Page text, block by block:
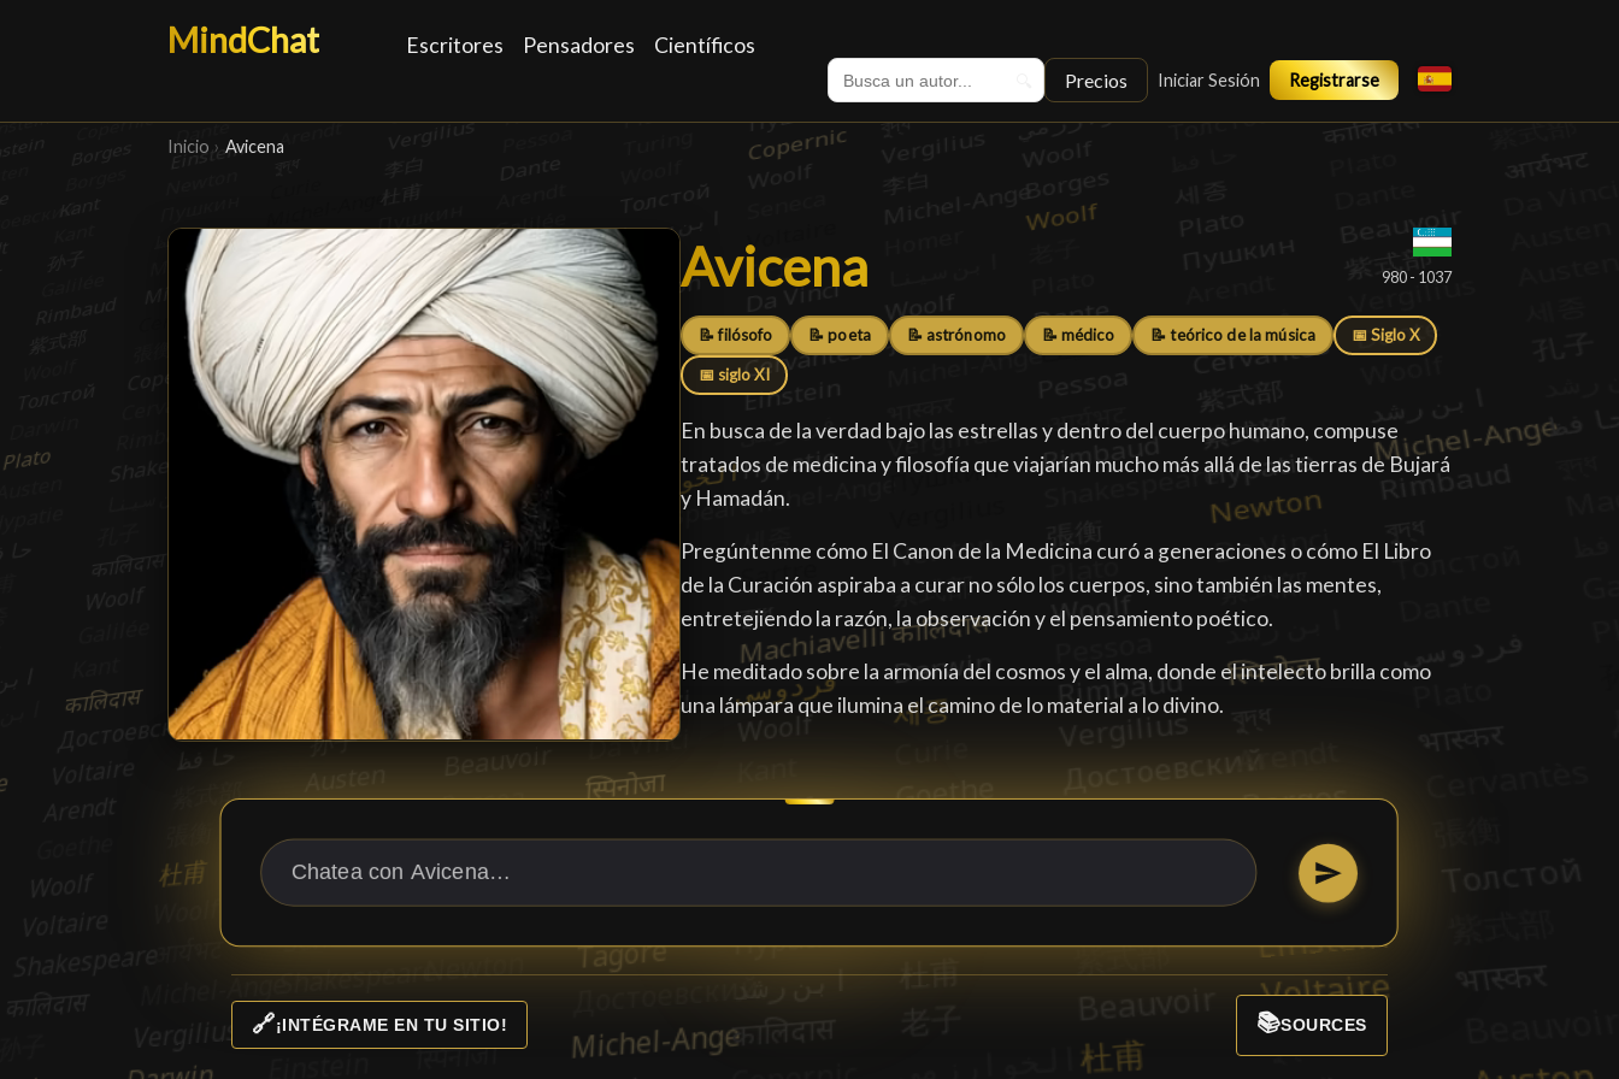
MindChat Escritores Pensadores Científicos
Precios Iniciar Sesión Registrarse
Inicio › Avicena
Avicena
Avicena 980 - 1037
📝 filósofo 📝 poeta 📝 astrónomo 📝 médico 📝 teórico de la música 📅 Siglo X
📅 siglo XI
En busca de la verdad bajo las estrellas y dentro del cuerpo humano, compuse
tratados de medicina y filosofía que viajarían mucho más allá de las tierras de Bujará
y Hamadán.
Pregúntenme cómo El Canon de la Medicina curó a generaciones o cómo El Libro
de la Curación aspiraba a curar no sólo los cuerpos, sino también las mentes,
entretejiendo la razón, la observación y el pensamiento poético.
He meditado sobre la armonía del cosmos y el alma, donde el intelecto brilla como
una lámpara que ilumina el camino de lo material a lo divino.
🔗¡INTÉGRAME EN TU SITIO! 📚SOURCES